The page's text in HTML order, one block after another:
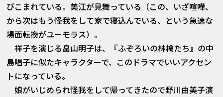
びこまれている。美江が見舞っている（この、いざ喧嘩、
から次はもう怪我をして家で寝込んでいる、という急速な
場面転換がユーモラス）。
祥子を演じる畠山明子は、『ふぞろいの林檎たち』の中
島唱子に似たキャラクターで、このドラマでいいアクセン
トになっている。
娘がいじめられ怪我をして帰ってきたので野川由美子演